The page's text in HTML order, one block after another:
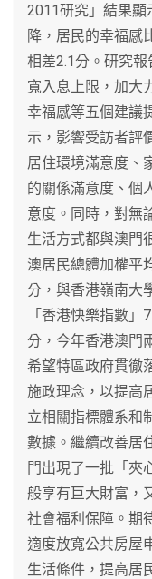
2011研究」結果顯
降，居民的幸福感
相差2.1分。研究
寬入息上限，加大
幸福感等五個建議
示，影響受訪者評
居住環境滿意度、
的關係滿意度、個
意度。同時，對無
生活方式都與澳門
澳居民總體加權平
分，與香港嶺南大
「香港快樂指數
分，今年香港澳門
希望特區政府貫徹
施政理念，以提高
立相關指標體系和
數據。繼續改善居
門出現了一批「夾
般享有巨大財富，
社會福利保障。期
適度放寬公共房屋
生活條件，提高居